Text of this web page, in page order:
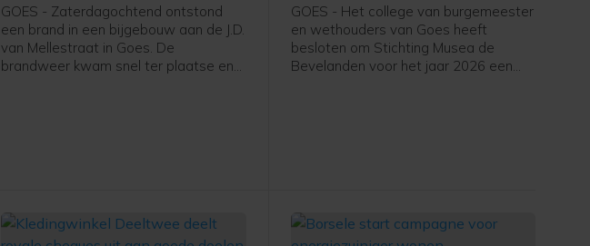
GOES - Zaterdagochtend ontstond
een brand in een bijgebouw aan de J.D.
van Mellestraat in Goes. De
brandweer kwam snel ter plaatse en
GOES - Het college van burgemeester
en wethouders van Goes heeft
besloten om Stichting Musea de
Bevelanden voor het jaar 2026 een